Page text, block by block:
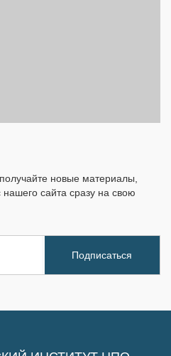
новые материалы,
сайта сразу на свою